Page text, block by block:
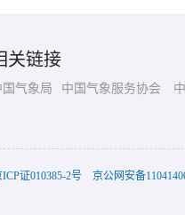
关链接
国气象局 中国气象服务协会
ICP证010385-2号 京公网安备